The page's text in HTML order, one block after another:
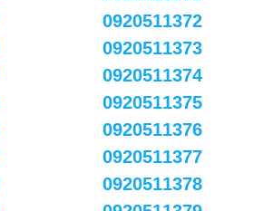
0920511372
0920511373
0920511374
0920511375
0920511376
0920511377
0920511378